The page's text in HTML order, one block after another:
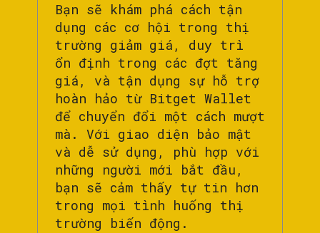
Bạn sẽ khám phá cách tận
dụng các cơ hội trong thị
trường giảm giá, duy trì
ổn định trong các đợt tăng
giá, và tận dụng sự hỗ trợ
hoàn hảo từ Bitget Wallet
để chuyển đổi một cách mượt
mà. Với giao diện bảo mật
và dễ sử dụng, phù hợp với
những người mới bắt đầu,
bạn sẽ cảm thấy tự tin hơn
trong mọi tình huống thị
trường biến động.